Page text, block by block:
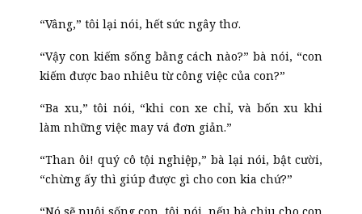
“Vâng,” tôi lại nói, hết sức ngây thơ.
“Vậy con kiếm sống bằng cách nào?” bà nói, “con
kiếm được bao nhiêu từ công việc của con?”
“Ba xu,” tôi nói, “khi con xe chỉ, và bốn xu khi
làm những việc may vá đơn giản.”
“Than ôi! quý cô tội nghiệp,” bà lại nói, bật cười,
“chừng ấy thì giúp được gì cho con kia chứ?”